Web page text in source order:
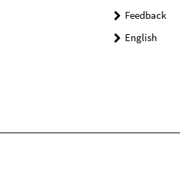
Feedback
English